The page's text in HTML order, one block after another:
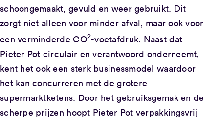
schoongemaakt, gevuld en weer gebruikt. Dit
zorgt niet alleen voor minder afval, maar ook voor
een verminderde CO2-voetafdruk. Naast dat
Pieter Pot circulair en verantwoord onderneemt,
kent het ook een sterk businessmodel waardoor
het kan concurreren met de grotere
supermarktketens. Door het gebruiksgemak en de
scherpe prijzen hoopt Pieter Pot verpakkingsvrij